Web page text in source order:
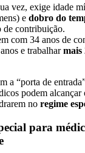
vez, exige idade
e dobro do
contribuição.
com 34 anos de
e trabalharmais
a “porta de
podem alcançar
no regime
para